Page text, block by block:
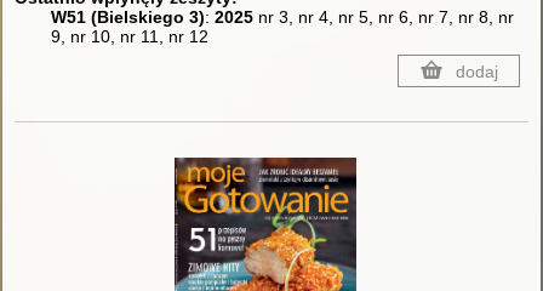
W51 (Bielskiego 3): 2025nr 3, nr 4, nr 5, nr 6, nr 7, nr 8, nr
9, nr 10, nr 11, nr 12
dodaj